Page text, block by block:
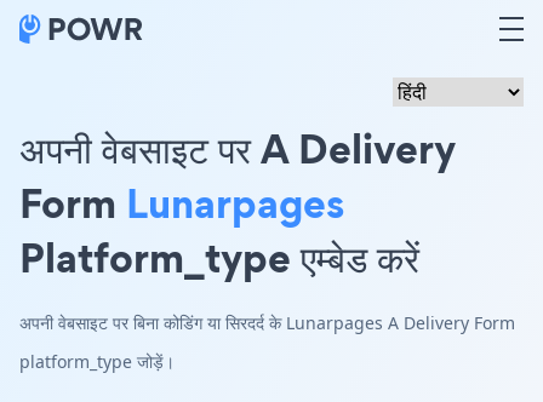
अपनी वेबसाइट पर A Delivery
Form Lunarpages
Platform_type एम्बेड करें
अपनी वेबसाइट पर बिना कोडिंग या सिरदर्द के Lunarpages A Delivery Form
platform_type जोड़ें।